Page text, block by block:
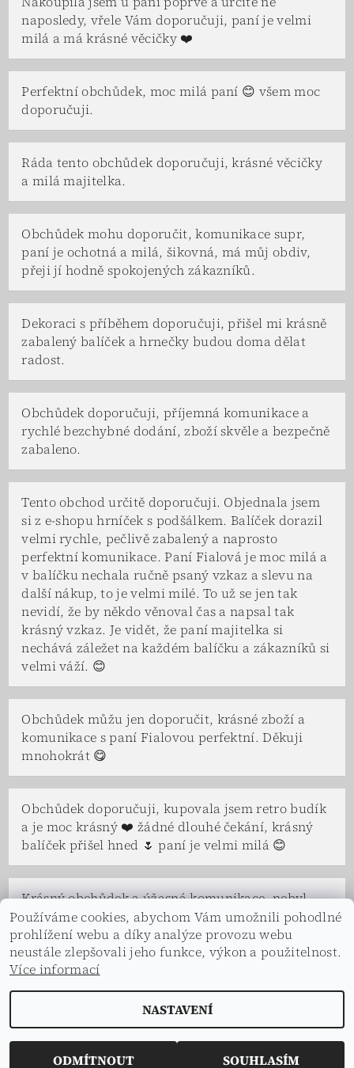
naposledy, vřele Vám doporučuji, paní je velmi
milá a má krásné věcičky ❤️
Perfektní obchůdek, moc milá paní 😊 všem moc
doporučuji.
Ráda tento obchůdek doporučuji, krásné věcičky
a milá majitelka.
Obchůdek mohu doporučit, komunikace supr,
paní je ochotná a milá, šikovná, má můj obdiv,
přeji jí hodně spokojených zákazníků.
Dekoraci s příběhem doporučuji, přišel mi krásně
zabalený balíček a hrnečky budou doma dělat
radost.
Obchůdek doporučuji, příjemná komunikace a
rychlé bezchybné dodání, zboží skvěle a bezpečně
zabaleno.
Tento obchod určitě doporučuji. Objednala jsem
si z e-shopu hrníček s podšálkem. Balíček dorazil
velmi rychle, pečlivě zabalený a naprosto
perfektní komunikace. Paní Fialová je moc milá a
v balíčku nechala ručně psaný vzkaz a slevu na
další nákup, to je velmi milé. To už se jen tak
nevidí, že by někdo věnoval čas a napsal tak
krásný vzkaz. Je vidět, že paní majitelka si
nechává záležet na každém balíčku a zákazníků si
velmi váží. 😊
Obchůdek můžu jen doporučit, krásné zboží a
komunikace s paní Fialovou perfektní. Děkuji
mnohokrát 😋
Obchůdek doporučuji, kupovala jsem retro budík
a je moc krásný ❤️ žádné dlouhé čekání, krásný
balíček přišel hned 🌷 paní je velmi milá 😊
Krásný obchůdek a úžasná komunikace, nebyl
problém se na čemkoliv domluvit. Paní Fialová a
celá její rodina je velice vstřícná a ochotná, ve
všem nám vyšli vstříc a s úsměvem. Děkuji.
2026 © Dekorace s příběhem, všechna práva vyhrazena
Vytvořil Shoptet
Používáme cookies, abychom Vám umožnili pohodlné
prohlížení webu a díky analýze provozu webu
neustále zlepšovali jeho funkce, výkon a použitelnost.
Více informací
NASTAVENÍ
ODMÍTNOUT SOUHLASÍM